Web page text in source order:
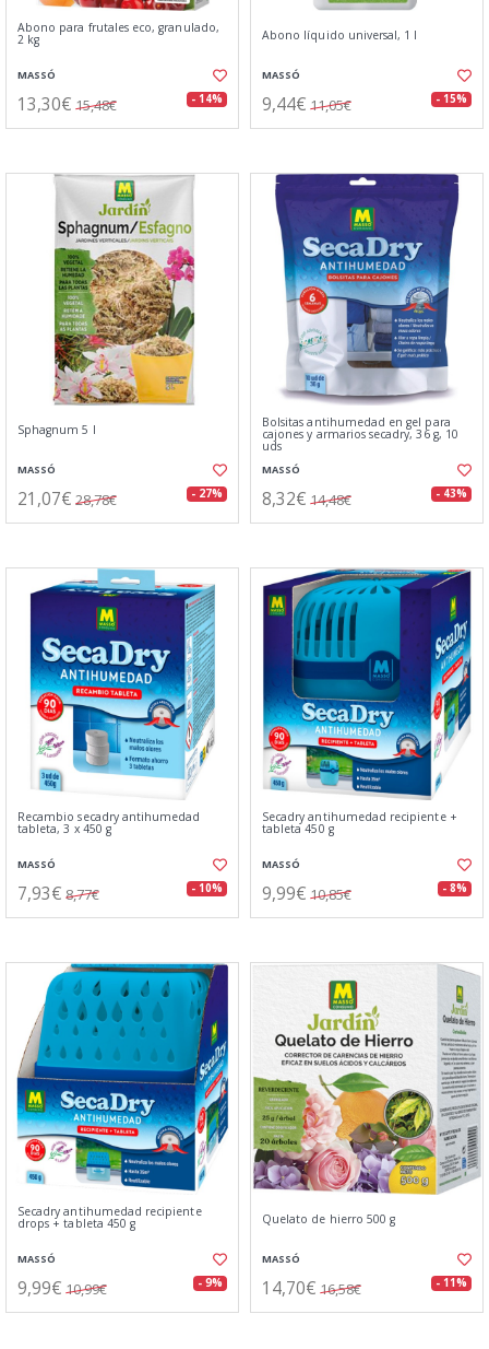
Abono para frutales eco, granulado,
2 kg
MASSÓ
13,30€ 15,48€ - 14%
Abono líquido universal, 1 l
MASSÓ
9,44€ 11,05€ - 15%
Sphagnum 5 l
MASSÓ
21,07€ 28,78€ - 27%
Bolsitas antihumedad en gel para
cajones y armarios secadry, 36 g, 10
uds
MASSÓ
8,32€ 14,48€ - 43%
Recambio secadry antihumedad
tableta, 3 x 450 g
MASSÓ
7,93€ 8,77€ - 10%
Secadry antihumedad recipiente +
tableta 450 g
MASSÓ
9,99€ 10,85€ - 8%
Secadry antihumedad recipiente
drops + tableta 450 g
MASSÓ
9,99€ 10,99€ - 9%
Quelato de hierro 500 g
MASSÓ
14,70€ 16,58€ - 11%